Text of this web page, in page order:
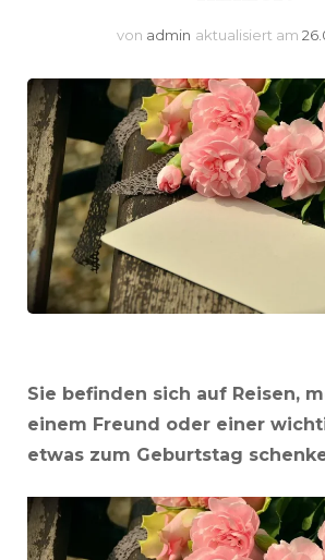
von admin aktualisiert am
Sie befinden sich auf Reisen,
einem Freund oder einer
etwas zum Geburtstag